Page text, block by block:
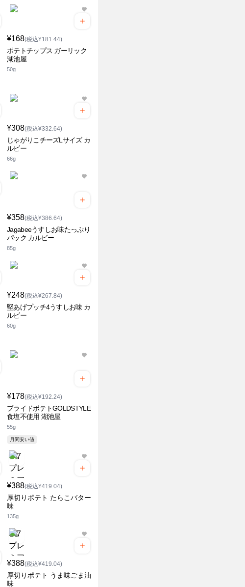
¥168(税込¥181.44)
ポテトチップス ガーリック
湖池屋
50g
¥308(税込¥332.64)
じゃがりこチーズLサイズ カ
ルビー
66g
¥358(税込¥386.64)
Jagabeeうすしお味たっぷり
パック カルビー
85g
¥248(税込¥267.84)
堅あげプッチ4うすしお味 カ
ルビー
60g
¥178(税込¥192.24)
プライドポテトGOLDSTYLE
食塩不使用 湖池屋
55g
月間安い値
¥388(税込¥419.04)
厚切りポテト たらこバター
味
135g
¥388(税込¥419.04)
厚切りポテト うま味ごま油
味